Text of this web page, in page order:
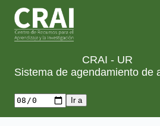
CRAI - UR
Sistema de agendamiento de